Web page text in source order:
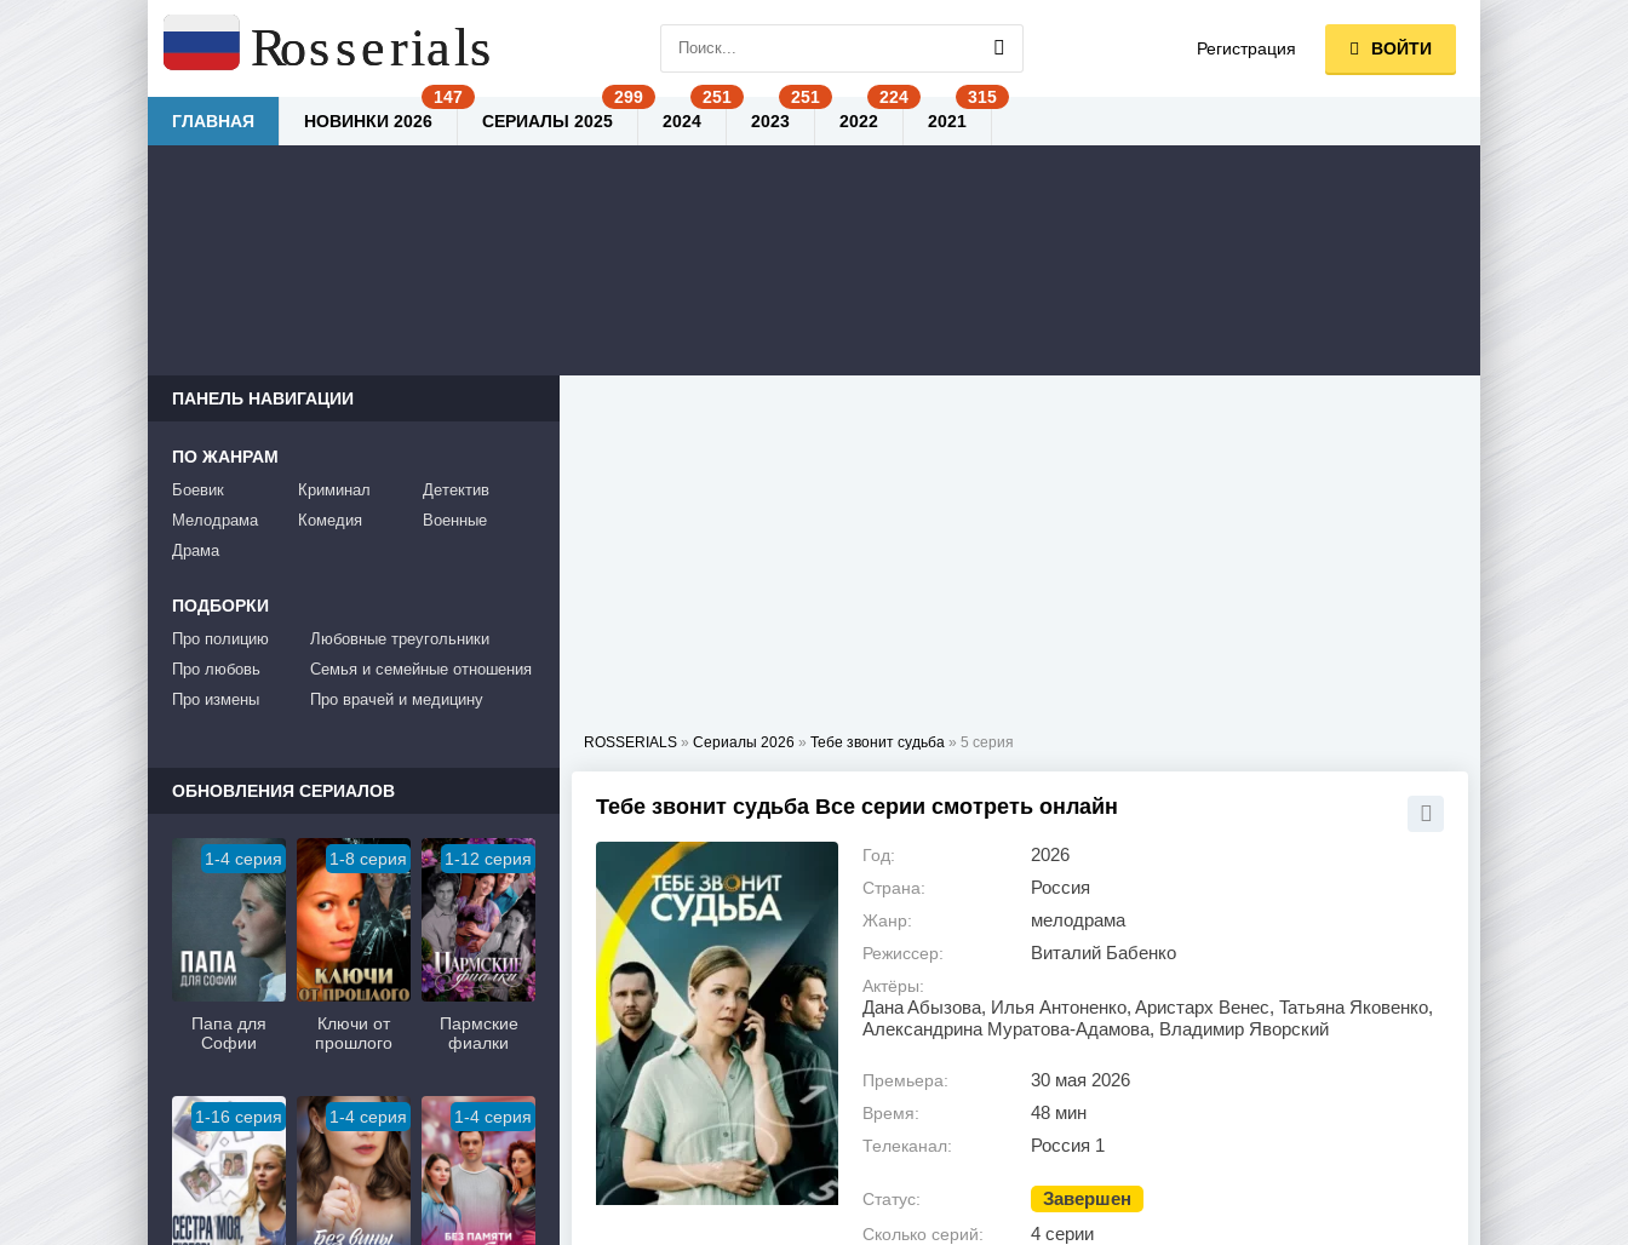
ROSSERIALS » Сериалы 2026 » Тебе звонит судьба » 5 серия
Тебе звонит судьба Все серии смотреть онлайн
Год: 2026
Страна: Россия
Жанр: мелодрама
Режиссер: Виталий Бабенко
Актёры:
Дaнa Aбызoвa, Илья Aнтoнeнкo, Apиcтapx Beнec, Taтьянa Якoвeнкo,
Aлeкcaндpинa Mуpaтoвa-Aдaмoвa, Bлaдимиp Явopcкий
Премьера: 30 мая 2026
Время: 48 мин
Телеканал: Россия 1
Статус: Завершен
Сколько серий: 4 серии
ПАНЕЛЬ НАВИГАЦИИ
ПО ЖАНРАМ
Боевик
Мелодрама
Драма
Криминал
Комедия
Детектив
Военные
ПОДБОРКИ
Про полицию
Про любовь
Про измены
Любовные треугольники
Семья и семейные отношения
Про врачей и медицину
ОБНОВЛЕНИЯ СЕРИАЛОВ
1-4 серия
Папа для
Софии
1-8 серия
Ключи от
прошлого
1-12 серия
Пармские
фиалки
1-16 серия 1-4 серия 1-4 серия
Регистрация ВОЙТИ
ГЛАВНАЯ НОВИНКИ 2026 СЕРИАЛЫ 2025 2024 2023 2022 2021